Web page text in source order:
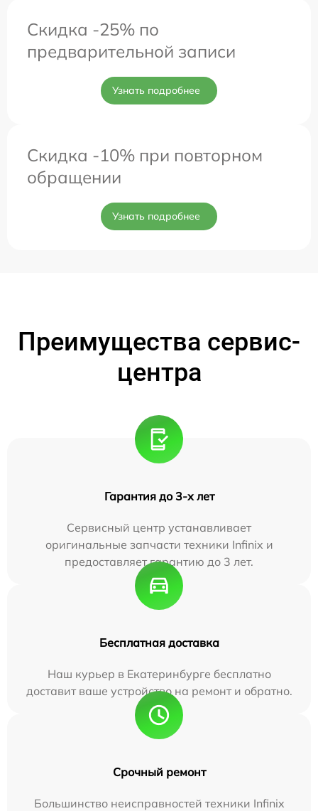
Скидка -25% по
предварительной записи
Узнать подробнее
Скидка -10% при повторном
обращении
Узнать подробнее
Преимущества сервис-
центра
Гарантия до 3-х лет
Сервисный центр устанавливает
оригинальные запчасти техники Infinix и
предоставляет гарантию до 3 лет.
Бесплатная доставка
Наш курьер в Екатеринбурге бесплатно
доставит ваше устройство на ремонт и обратно.
Срочный ремонт
Большинство неисправностей техники Infinix